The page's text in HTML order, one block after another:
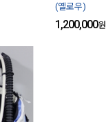
(옐로우)
1,200,000원